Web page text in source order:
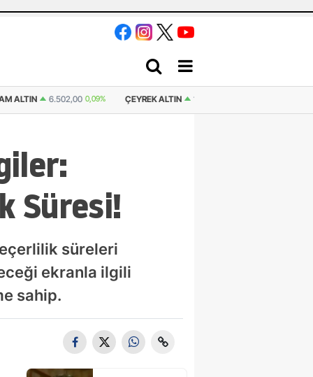
0,09% ÇEYREK ALTIN 10.630,77 0,09%
Süresi!
süreleri
ekranla ilgili
sahip.